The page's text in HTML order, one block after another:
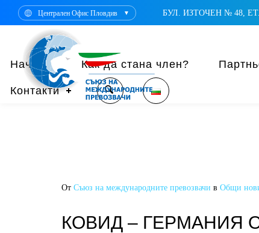
Централен Офис Пловдив ▼ БУЛ. ИЗТОЧЕН № 48, ЕТ.
Начало Как да стана член?
Контакти
От Съюз на международните превозвачи в Общи
КОВИД – ГЕРМАНИЯ